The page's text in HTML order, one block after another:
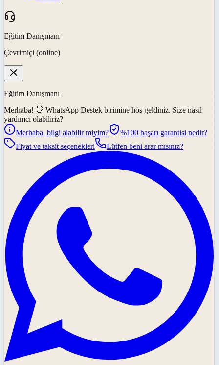
Eğitim Danışmanı
Çevrimiçi (online)
Eğitim Danışmanı
Merhaba! 👋 WhatsApp Destek birimine hoş geldiniz. Size nasıl
yardımcı olabiliriz?
Merhaba, bilgi alabilir miyim?
%100 başarı garantisi nedir?
Fiyat ve taksit seçenekleri
Lütfen beni arar mısınız?